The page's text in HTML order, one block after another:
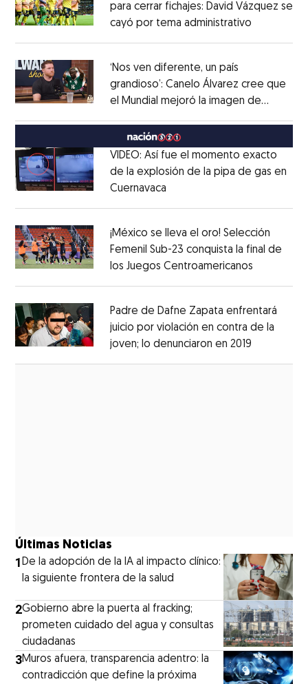
para cerrar fichajes: David Vázquez se
cayó por tema administrativo
‘Nos ven diferente, un país
grandioso’: Canelo Álvarez cree que
el Mundial mejoró la imagen de
VIDEO: Así fue el momento exacto
de la explosión de la pipa de gas en
Cuernavaca
¡México se lleva el oro! Selección
Femenil Sub-23 conquista la final de
los Juegos Centroamericanos
Padre de Dafne Zapata enfrentará
juicio por violación en contra de la
joven; lo denunciaron en 2019
Últimas Noticias
1De la adopción de la IA al impacto clínico:
la siguiente frontera de la salud
2Gobierno abre la puerta al fracking;
prometen cuidado del agua y consultas
ciudadanas
3Muros afuera, transparencia adentro: la
contradicción que define la próxima